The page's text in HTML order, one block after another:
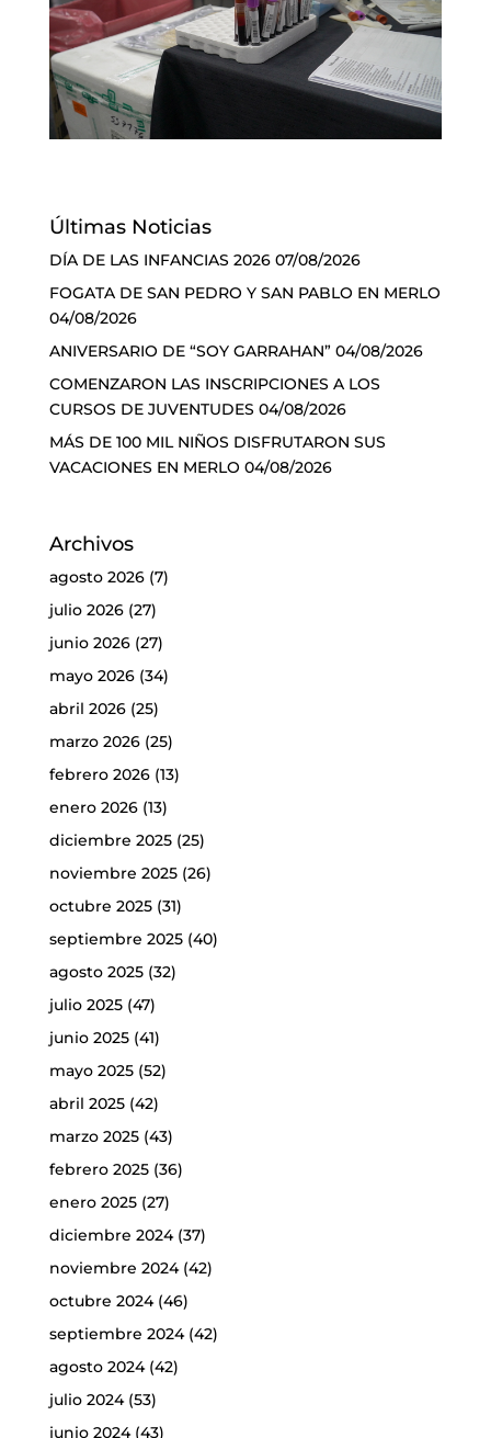
Últimas Noticias
DÍA DE LAS INFANCIAS 2026 07/08/2026
FOGATA DE SAN PEDRO Y SAN PABLO EN MERLO
04/08/2026
ANIVERSARIO DE “SOY GARRAHAN” 04/08/2026
COMENZARON LAS INSCRIPCIONES A LOS
CURSOS DE JUVENTUDES 04/08/2026
MÁS DE 100 MIL NIÑOS DISFRUTARON SUS
VACACIONES EN MERLO 04/08/2026
Archivos
agosto 2026(7)
julio 2026(27)
junio 2026(27)
mayo 2026(34)
abril 2026(25)
marzo 2026(25)
febrero 2026(13)
enero 2026(13)
diciembre 2025(25)
noviembre 2025(26)
octubre 2025(31)
septiembre 2025(40)
agosto 2025(32)
julio 2025(47)
junio 2025(41)
mayo 2025(52)
abril 2025(42)
marzo 2025(43)
febrero 2025(36)
enero 2025(27)
diciembre 2024(37)
noviembre 2024(42)
octubre 2024(46)
septiembre 2024(42)
agosto 2024(42)
julio 2024(53)
junio 2024(43)